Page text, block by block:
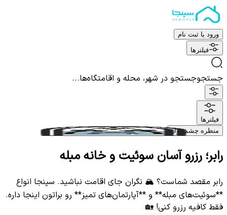
ورود یا ثبت نام
فیلترها
جستجوجستجو در شهر، محله و اقامتگاه‌ها...
فیلترها
منظره چشم نواز
رابر؛ رزرو آسان سوئیت و خانه مبله
رابر مقصد شماست؟ 🏔️ نگران جای اقامت نباشید. سپنجا انواع
**سوئیت‌های مبله** و **آپارتمان‌های تمیز** رو براتون اینجا داره.
فقط کافیه رزرو کنی! 🏡